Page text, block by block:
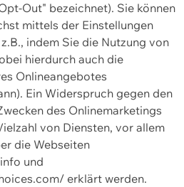
Out" bezeichnet). Sie können
mittels der Einstellungen
indem Sie die Nutzung von
hierdurch auch die
Onlineangebotes
Ein Widerspruch gegen den
des Onlinemarketings
von Diensten, vor allem
die Webseiten
und
erklärt werden.